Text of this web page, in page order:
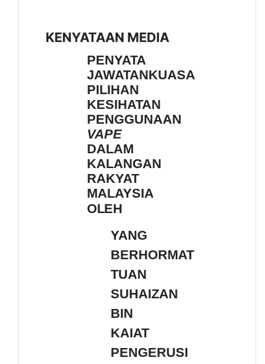
KENYATAAN MEDIA
PENYATA
JAWATANKUASA
PILIHAN
KESIHATAN
PENGGUNAAN
VAPE
DALAM
KALANGAN
RAKYAT
MALAYSIA
OLEH
YANG
BERHORMAT
TUAN
SUHAIZAN
BIN
KAIAT
PENGERUSI